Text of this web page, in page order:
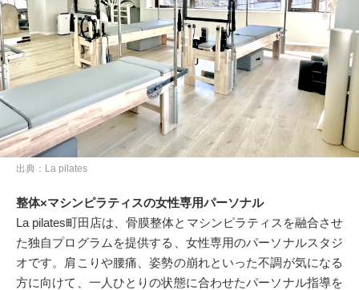
出典：La pilates
整体×マシンピラティスの女性専用パーソナル
La pilates町田店は、骨膜整体とマシンピラティスを融合させ
た独自プログラムを提供する、女性専用のパーソナルスタジ
オです。肩こりや腰痛、姿勢の崩れといった不調が気になる
方に向けて、一人ひとりの状態に合わせたパーソナル指導を